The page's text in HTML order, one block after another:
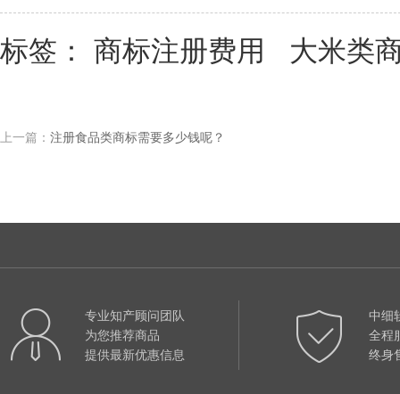
标签： 商标注册费用 大米类
上一篇： 注册食品类商标需要多少钱呢？
专业知产顾问团队
为您推荐商品
提供最新优惠信息
中细
全程
终身